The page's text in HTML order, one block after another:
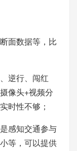
面数据等，比
逆行、闯红
像头+视频分
时性不够；
感知交通参与
等，可以提供